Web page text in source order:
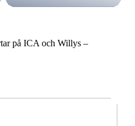
på ICA och Willys –